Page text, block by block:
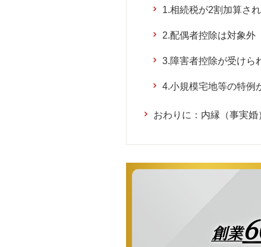
1.相続税が2割加算さ
2.配偶者控除は対象外
3.障害者控除が受けら
4.小規模宅地等の特例
おわりに：内縁（事実
創業